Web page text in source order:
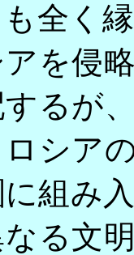
全く
を侵
るが
シア
組み
る文